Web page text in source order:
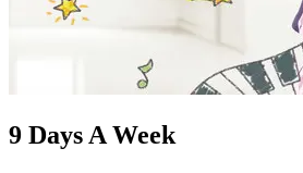
9 Days A Week